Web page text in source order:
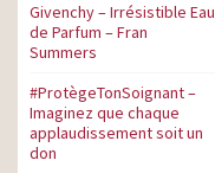
Givenchy – Irrésistible Eau
de Parfum – Fran
Summers
#ProtègeTonSoignant –
Imaginez que chaque
applaudissement soit un
don